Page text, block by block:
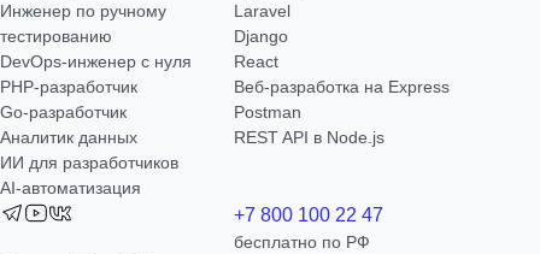
Инженер по ручному
тестированию
DevOps-инженер с нуля
РНР-разработчик
Go-разработчик
Аналитик данных
ИИ для разработчиков
AI-автоматизация
Laravel
Django
React
Веб-разработка на Express
Postman
REST API в Node.js
+7 800 100 22 47
бесплатно по РФ